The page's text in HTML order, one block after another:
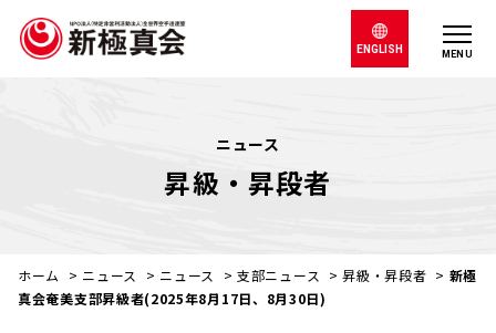
MENU
ENGLISH
ニュース
昇級・昇段者
ホーム > ニュース > ニュース >支部ニュース >昇級・昇段者 > 新極
真会奄美支部昇級者(2025年8月17日、8月30日)